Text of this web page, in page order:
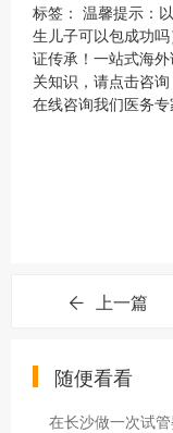
标签： 温馨提示：
生儿子可以包成功
证传承！一站式海
关知识，请点击咨
在线咨询我们医务
上一篇
随便看看